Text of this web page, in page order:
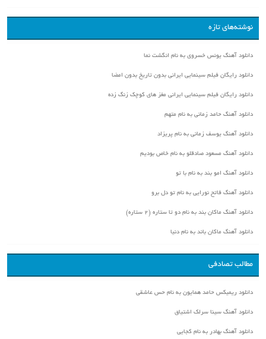
نوشته‌های تازه
دانلود آهنگ یونس خسروی به نام انگشت نما
دانلود رایگان فیلم سینمایی ایرانی بدون تاریخ بدون امضا
دانلود رایگان فیلم سینمایی ایرانی مغز های کوچک زنگ زده
دانلود آهنگ حامد زمانی به نام متهم
دانلود آهنگ یوسف زمانی به نام پریزاد
دانلود آهنگ مسعود صادقلو به نام خاص بودیم
دانلود آهنگ امو بند به نام با تو
دانلود آهنگ فاتح نورایی به نام تو دل برو
دانلود آهنگ ماکان بند به نام دو تا ستاره (۲ ستاره)
دانلود آهنگ ماکان باند به نام دنیا
مطالب تصادفی
دانلود ریمیکس حامد همایون به نام حس عاشقی
دانلود آهنگ سینا سرلک اشتیاق
دانلود آهنگ بهادر به نام کجایی